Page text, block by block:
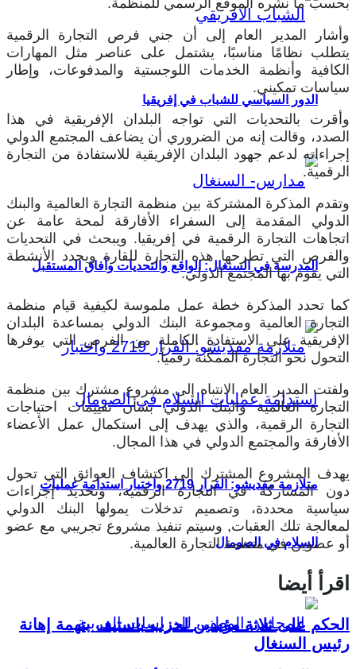
الدور السياسي للشباب في إفريقيا
المدرسة في السنغال: الواقع والتحديات وآفاق المستقبل
متلازمة مقديشو: القرار 2719 واختبار استدامة عمليات
السلام في الصومال
بحسب ما نشره الموقع الرسمي للمنظمة.
وأشار المدير العام إلى أن جني فرص التجارة الرقمية
يتطلب نظامًا مناسبًا، يشتمل على عناصر مثل المهارات
الكافية وأنظمة الخدمات اللوجستية والمدفوعات، وإطار
سياسات تمكيني.
وأقرت بالتحديات التي تواجه البلدان الإفريقية في هذا
الصدد، وقالت إنه من الضروري أن يضاعف المجتمع الدولي
إجراءاته لدعم جهود البلدان الإفريقية للاستفادة من التجارة
الرقمية.
وتقدم المذكرة المشتركة بين منظمة التجارة العالمية والبنك
الدولي المقدمة إلى السفراء الأفارقة لمحة عامة عن
اتجاهات التجارة الرقمية في إفريقيا. ويبحث في التحديات
والفرص التي تطرحها هذه التجارة للقارة ويحدد الأنشطة
التي يقوم بها المجتمع الدولي.
كما تحدد المذكرة خطة عمل ملموسة لكيفية قيام منظمة
التجارة العالمية ومجموعة البنك الدولي بمساعدة البلدان
الإفريقية على الاستفادة الكاملة من الفرص التي يوفرها
التحول نحو التجارة الممكّنة رقمياً.
ولفتت المدير العام الانتباه إلى مشروع مشترك بين منظمة
التجارة العالمية والبنك الدولي بشأن تقييمات احتياجات
التجارة الرقمية، والذي يهدف إلى استكمال عمل الأعضاء
الأفارقة والمجتمع الدولي في هذا المجال.
يهدف المشروع المشترك إلى اكتشاف العوائق التي تحول
دون المشاركة في التجارة الرقمية، وتحديد إجراءات
سياسية محددة، وتصميم تدخلات يمولها البنك الدولي
لمعالجة تلك العقبات, وسيتم تنفيذ مشروع تجريبي مع عضو
أو عضوين في منظمة التجارة العالمية.
اقرأ أيضا
الحكم على ثلاثة مؤيدين لحزب باستيف بتهمة إهانة
رئيس السنغال